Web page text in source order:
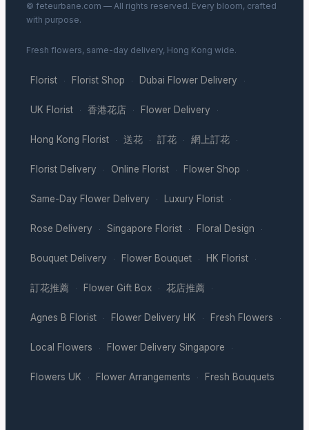
© feteurbane.com — All rights reserved. Every bloom, crafted
with purpose.
Fresh flowers, same-day delivery, Hong Kong wide.
Florist · Florist Shop · Dubai Flower Delivery ·
UK Florist · 香港花店 · Flower Delivery ·
Hong Kong Florist · 送花 · 訂花 · 網上訂花 ·
Florist Delivery · Online Florist · Flower Shop ·
Same-Day Flower Delivery · Luxury Florist ·
Rose Delivery · Singapore Florist · Floral Design ·
Bouquet Delivery · Flower Bouquet · HK Florist ·
訂花推薦 · Flower Gift Box · 花店推薦 ·
Agnes B Florist · Flower Delivery HK · Fresh Flowers ·
Local Flowers · Flower Delivery Singapore ·
Flowers UK · Flower Arrangements · Fresh Bouquets